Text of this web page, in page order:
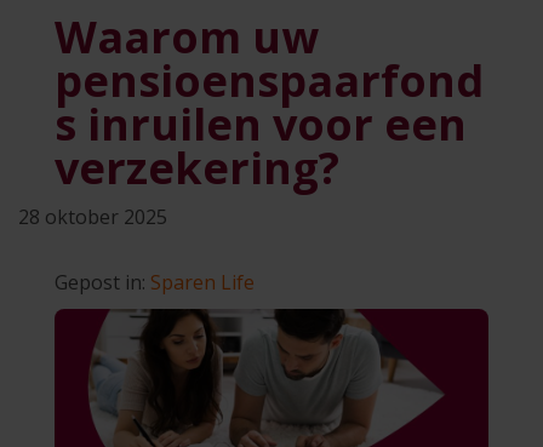
Waarom uw
pensioenspaarfond
s inruilen voor een
verzekering?
28 oktober 2025
Gepost in: Sparen Life